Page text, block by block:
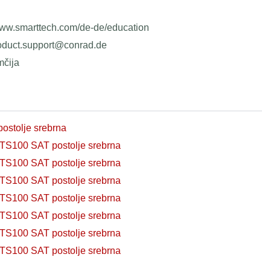
de-de/education
srebrna
SAT postolje srebrna
SAT postolje srebrna
SAT postolje srebrna
SAT postolje srebrna
SAT postolje srebrna
SAT postolje srebrna
SAT postolje srebrna